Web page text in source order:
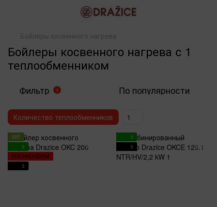
Бойлеры косвенного нагрева
Бойлеры косвенного нагрева с 1
теплообменником
Фильтр 1 По популярности
Количество теплообменников 1
ХИТ
2
РЕКОМЕНДУЕМ
3
3
3